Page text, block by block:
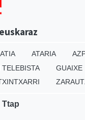
ATARIA
GUAIXE
Ttap